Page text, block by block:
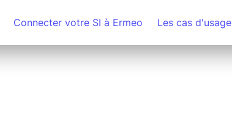
Connecter votre SI à Ermeo Les cas d'usage